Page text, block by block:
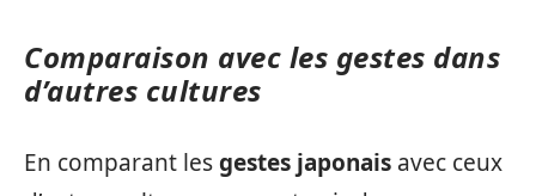
Comparaison avec les gestes dans
d’autres cultures
En comparant lesgestes japonais avec ceux